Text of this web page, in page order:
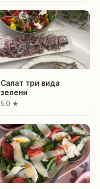
Салат три вида
зелени
5.0 ★